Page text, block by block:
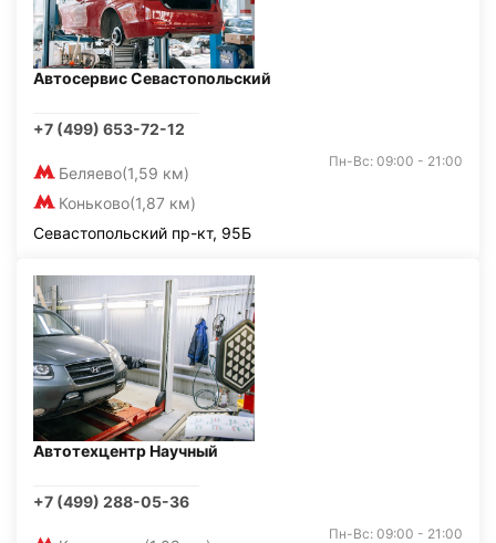
Автосервис Севастопольский
+7 (499) 653-72-12
Беляево(1,59 км)
Коньково(1,87 км)
Пн-Вс: 09:00 - 21:00
Севастопольский пр-кт, 95Б
Автотехцентр Научный
+7 (499) 288-05-36
Пн-Вс: 09:00 - 21:00